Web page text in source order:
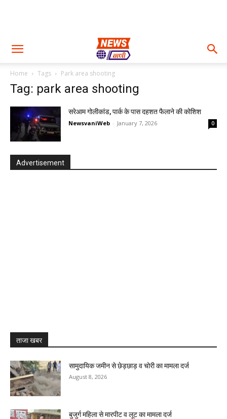
Home Tags Park area shooting
Tag: park area shooting
सरेआम गोलीकांड, पार्क के पास दहशत फैलाने की कोशिश
NewsvaniWeb - January 7, 2026 0
Advertisement
ताजा खबर
सामुदायिक जमीन से छेड़छाड़ व चोरी का मामला दर्ज
August 8, 2026
बुजुर्ग महिला से मारपीट व लूट का मामला दर्ज